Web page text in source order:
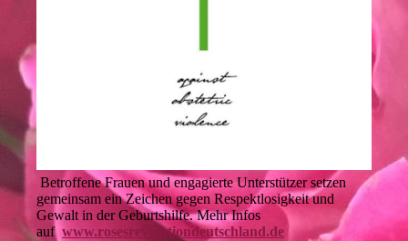
Betroffene Frauen und engagierte Unterstützer setzen
gemeinsam ein Zeichen gegen Respektlosigkeit und
Gewalt in der Geburtshilfe. Mehr Infos
auf www.rosesrevolutiondeutschland.de